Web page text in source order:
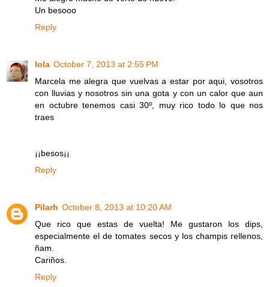
Un besooo
Reply
lola October 7, 2013 at 2:55 PM
Marcela me alegra que vuelvas a estar por aqui, vosotros
con lluvias y nosotros sin una gota y con un calor que aun
en octubre tenemos casi 30º, muy rico todo lo que nos
traes
¡¡besos¡¡
Reply
Pilarh October 8, 2013 at 10:20 AM
Que rico que estas de vuelta! Me gustaron los dips,
especialmente el de tomates secos y los champis rellenos,
ñam.
Cariños.
Reply